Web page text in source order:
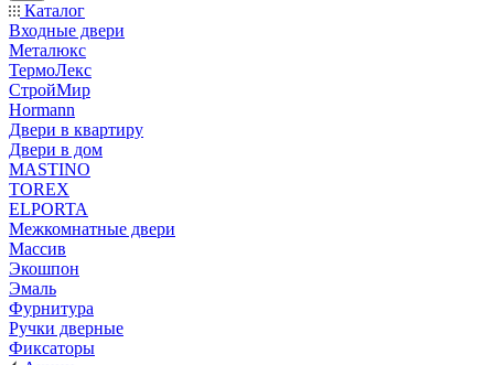
Каталог
Входные двери
Металюкс
ТермоЛекс
СтройМир
Hormann
Двери в квартиру
Двери в дом
MASTINO
TOREX
ELPORTA
Межкомнатные двери
Массив
Экошпон
Эмаль
Фурнитура
Ручки дверные
Фиксаторы